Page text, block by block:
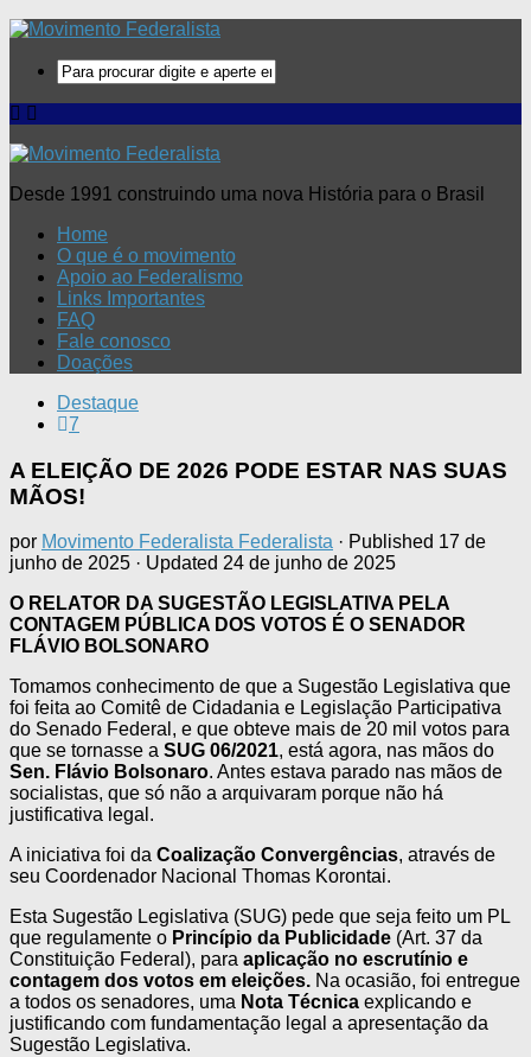
Desde 1991 construindo uma nova História para o Brasil
Home
O que é o movimento
Apoio ao Federalismo
Links Importantes
FAQ
Fale conosco
Doações
Destaque
7
A ELEIÇÃO DE 2026 PODE ESTAR NAS SUAS
MÃOS!
por Movimento Federalista Federalista · Published 17 de
junho de 2025 · Updated 24 de junho de 2025
O RELATOR DA SUGESTÃO LEGISLATIVA PELA
CONTAGEM PÚBLICA DOS VOTOS É O SENADOR
FLÁVIO BOLSONARO
Tomamos conhecimento de que a Sugestão Legislativa que
foi feita ao Comitê de Cidadania e Legislação Participativa
do Senado Federal, e que obteve mais de 20 mil votos para
que se tornasse a SUG 06/2021, está agora, nas mãos do
Sen. Flávio Bolsonaro. Antes estava parado nas mãos de
socialistas, que só não a arquivaram porque não há
justificativa legal.
A iniciativa foi da Coalização Convergências, através de
seu Coordenador Nacional Thomas Korontai.
Esta Sugestão Legislativa (SUG) pede que seja feito um PL
que regulamente o Princípio da Publicidade (Art. 37 da
Constituição Federal), para aplicação no escrutínio e
contagem dos votos em eleições. Na ocasião, foi entregue
a todos os senadores, uma Nota Técnica explicando e
justificando com fundamentação legal a apresentação da
Sugestão Legislativa.